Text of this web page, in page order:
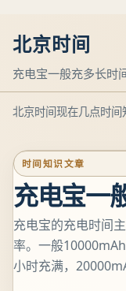
北京时间
充电宝一般充多长时
北京时间现在几点时间
时间知识文章
充电宝一
充电宝的充电时间
率。一般
小时充满，